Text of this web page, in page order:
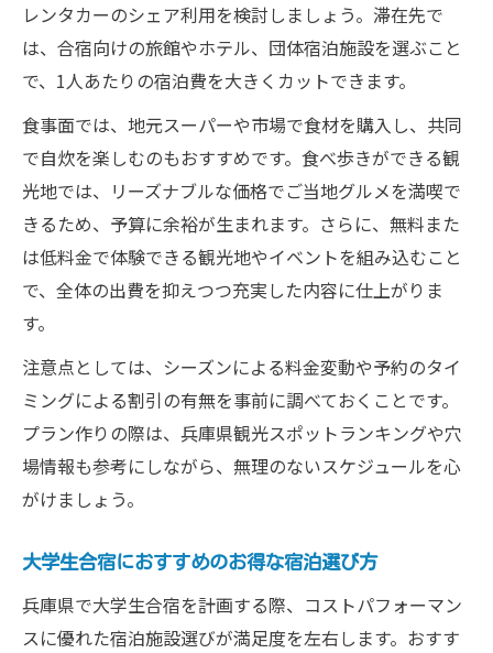
雨の日も安心して遊べる室内アクティビティが
充実
大学生合宿で雨の日も楽しめる兵庫室内ス
ポット
兵庫で人気の室内アクティビティ大学生合
宿特集
雨天でも安心な大学生合宿おすすめ兵庫施
設
天候に左右されない大学生合宿の兵庫遊び
室内で充実できる兵庫大学生合宿プランの
魅力
手頃な予算で挑戦できる自然体験を兵庫で発見
大学生合宿に人気の兵庫自然体験プランを
紹介
手頃な費用で楽しむ大学生合宿兵庫の野外
兵庫の自然が魅力の大学生合宿おすすめ体
レンタカーのシェア利用を検討しましょう。滞在先で
は、合宿向けの旅館やホテル、団体宿泊施設を選ぶこと
で、1人あたりの宿泊費を大きくカットできます。
食事面では、地元スーパーや市場で食材を購入し、共同
で自炊を楽しむのもおすすめです。食べ歩きができる観
光地では、リーズナブルな価格でご当地グルメを満喫で
きるため、予算に余裕が生まれます。さらに、無料また
は低料金で体験できる観光地やイベントを組み込むこと
で、全体の出費を抑えつつ充実した内容に仕上がりま
す。
注意点としては、シーズンによる料金変動や予約のタイ
ミングによる割引の有無を事前に調べておくことです。
プラン作りの際は、兵庫県観光スポットランキングや穴
場情報も参考にしながら、無理のないスケジュールを心
がけましょう。
大学生合宿におすすめのお得な宿泊選び方
兵庫県で大学生合宿を計画する際、コストパフォーマン
スに優れた宿泊施設選びが満足度を左右します。おすす